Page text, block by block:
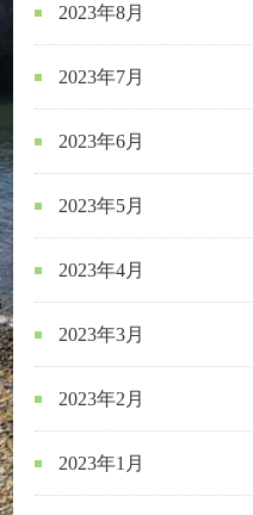
2023年8月
2023年7月
2023年6月
2023年5月
2023年4月
2023年3月
2023年2月
2023年1月